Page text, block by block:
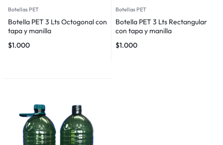
Botellas PET
Botella PET 3 Lts Octogonal con
tapa y manilla
$1.000
Botellas PET
Botella PET 3 Lts Rectangular
con tapa y manilla
$1.000